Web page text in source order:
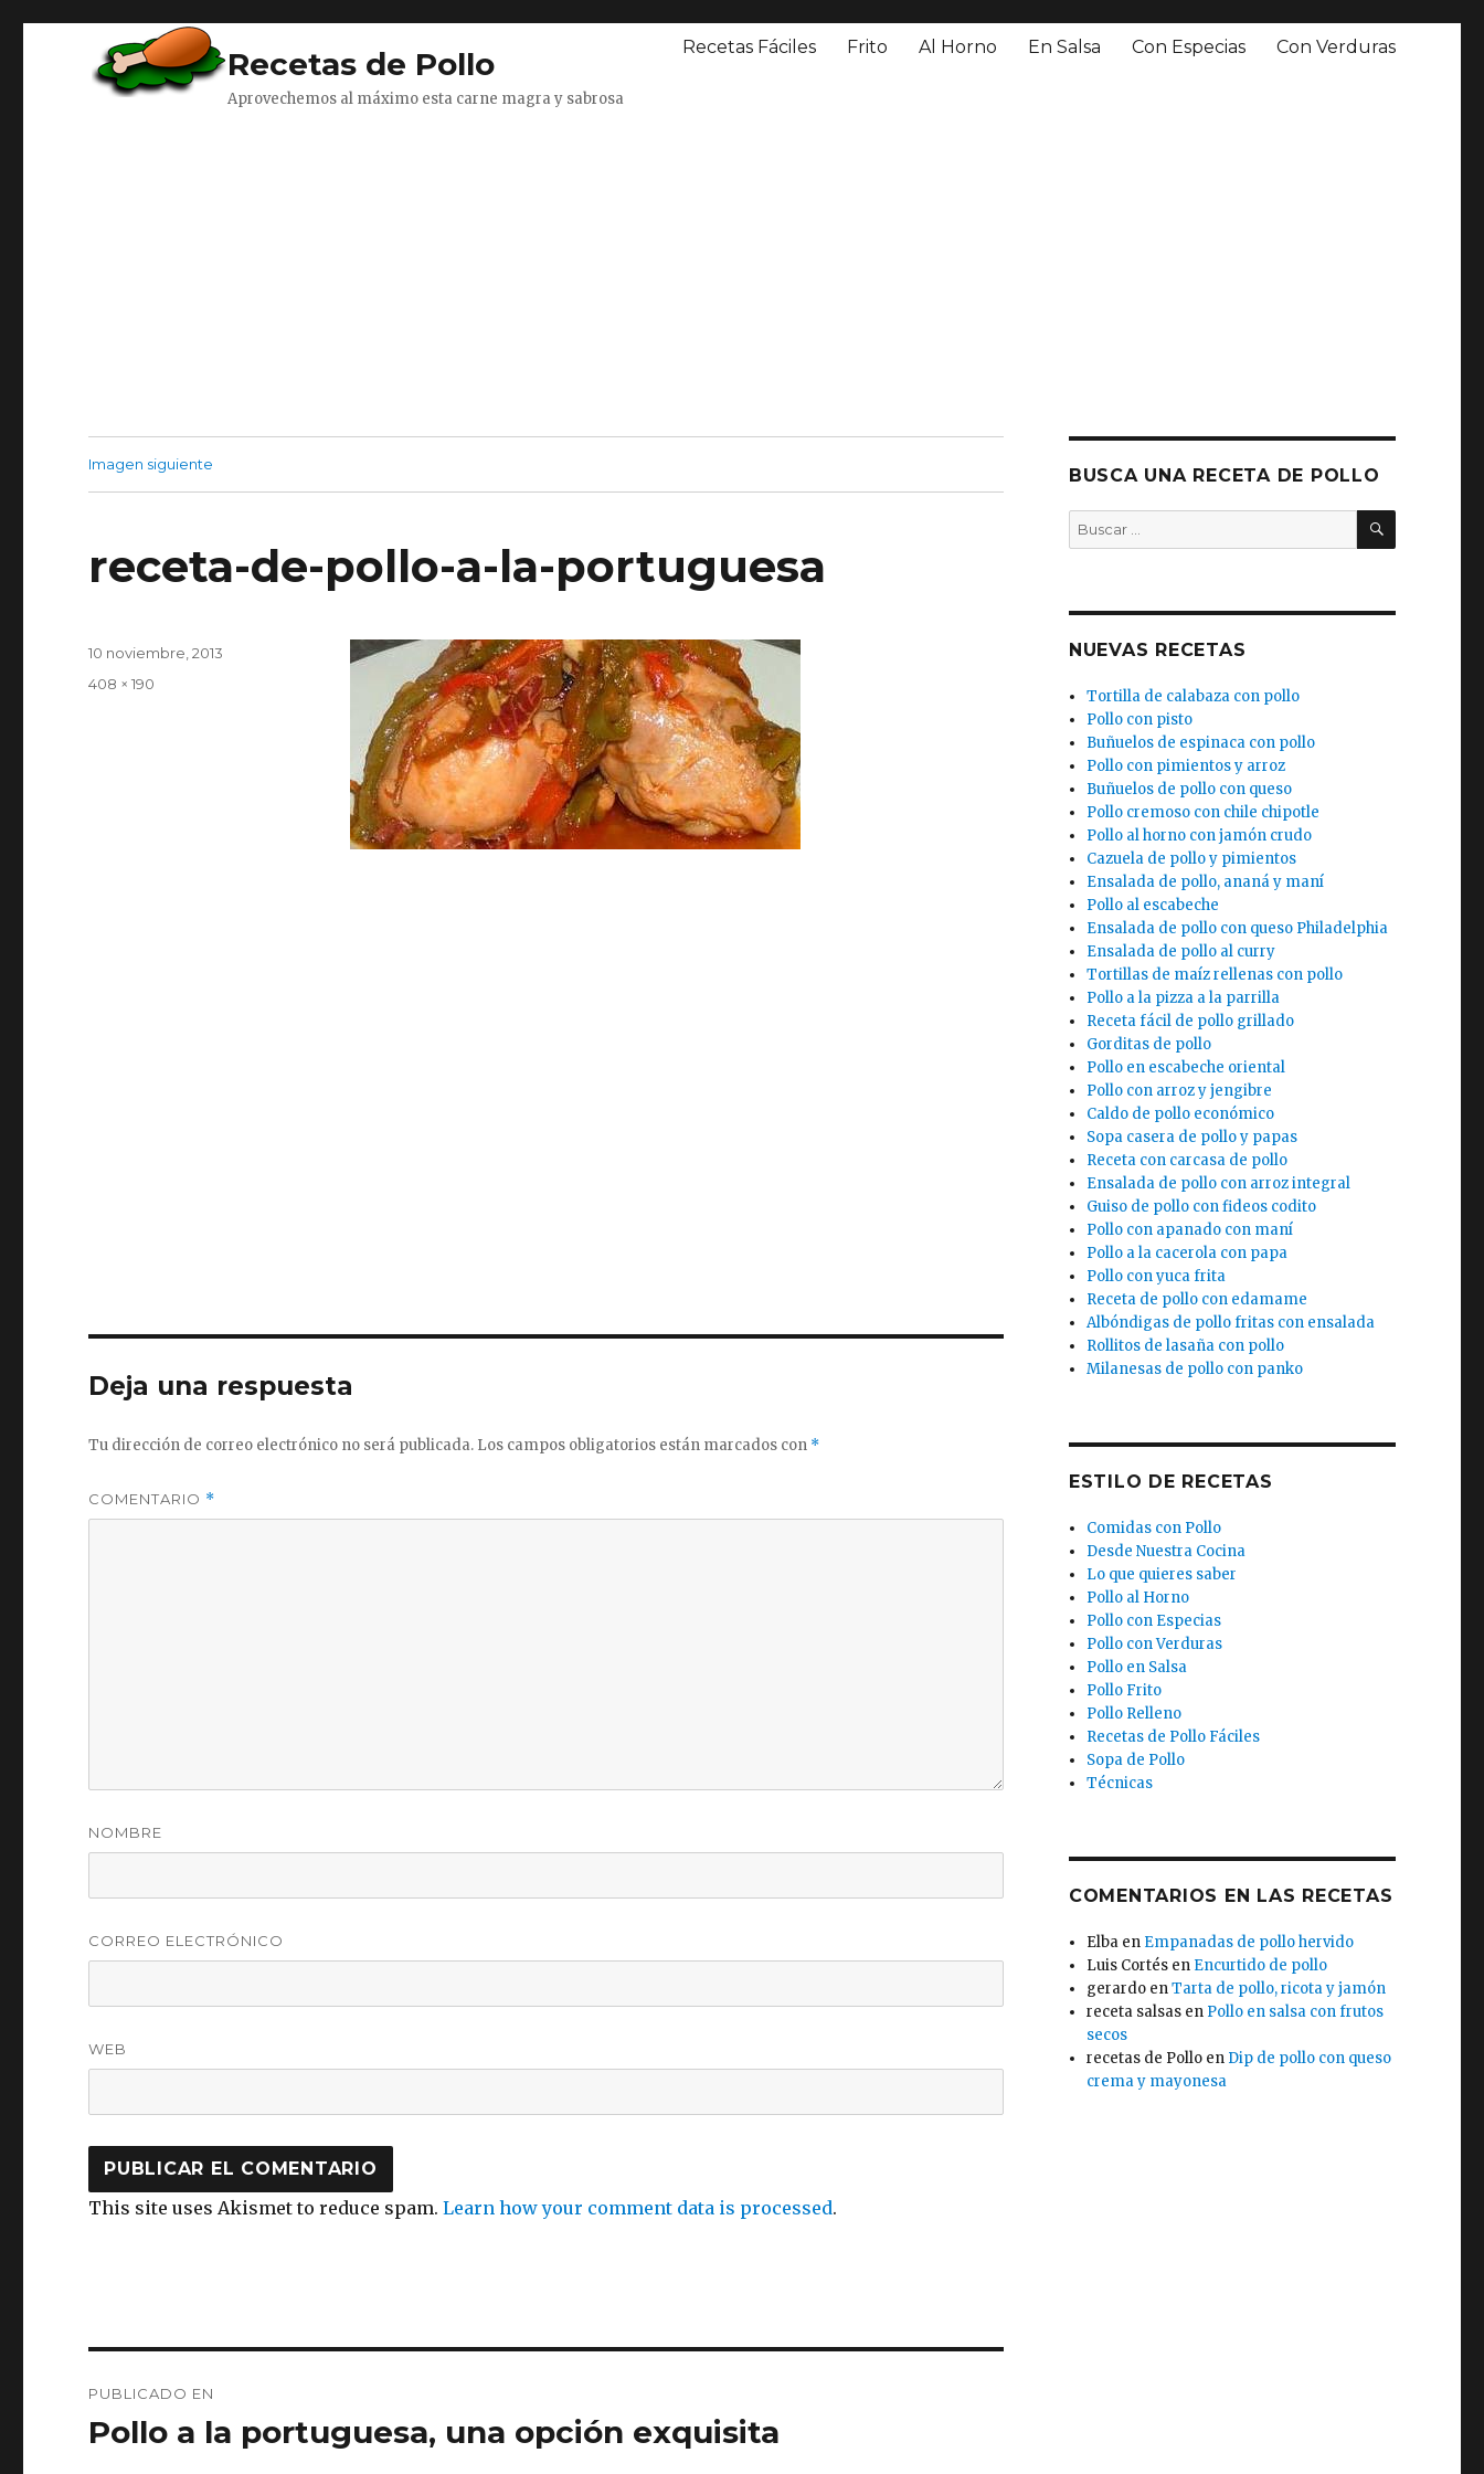
Recetas de Pollo
Aprovechemos al máximo esta carne magra y sabrosa
Recetas Fáciles Frito Al Horno En Salsa Con Especias Con Verduras
Imagen siguiente
receta-de-pollo-a-la-portuguesa
Publicado
10 noviembre, 2013
Tamaño
408 × 190
Deja una respuesta
Tu dirección de correo electrónico no será publicada. Los campos obligatorios están marcados con *
COMENTARIO *
NOMBRE
CORREO ELECTRÓNICO
WEB
This site uses Akismet to reduce spam.Learn how your comment data is processed.
de
PUBLICADO EN
Pollo a la portuguesa, una opción exquisita
BUSCA UNA RECETA DE POLLO
Buscar
por:
BUSCAR
NUEVAS RECETAS
Tortilla de calabaza con pollo
Pollo con pisto
Buñuelos de espinaca con pollo
Pollo con pimientos y arroz
Buñuelos de pollo con queso
Pollo cremoso con chile chipotle
Pollo al horno con jamón crudo
Cazuela de pollo y pimientos
Ensalada de pollo, ananá y maní
Pollo al escabeche
Ensalada de pollo con queso Philadelphia
Ensalada de pollo al curry
Tortillas de maíz rellenas con pollo
Pollo a la pizza a la parrilla
Receta fácil de pollo grillado
Gorditas de pollo
Pollo en escabeche oriental
Pollo con arroz y jengibre
Caldo de pollo económico
Sopa casera de pollo y papas
Receta con carcasa de pollo
Ensalada de pollo con arroz integral
Guiso de pollo con fideos codito
Pollo con apanado con maní
Pollo a la cacerola con papa
Pollo con yuca frita
Receta de pollo con edamame
Albóndigas de pollo fritas con ensalada
Rollitos de lasaña con pollo
Milanesas de pollo con panko
ESTILO DE RECETAS
Comidas con Pollo
Desde Nuestra Cocina
Lo que quieres saber
Pollo al Horno
Pollo con Especias
Pollo con Verduras
Pollo en Salsa
Pollo Frito
Pollo Relleno
Recetas de Pollo Fáciles
Sopa de Pollo
Técnicas
COMENTARIOS EN LAS RECETAS
Elba en Empanadas de pollo hervido
Luis Cortés en Encurtido de pollo
gerardo enTarta de pollo, ricota y jamón
receta salsas en Pollo en salsa con frutos
secos
recetas de Pollo en Dip de pollo con queso
crema y mayonesa